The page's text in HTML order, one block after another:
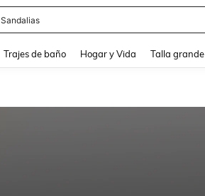
Sandalias
Trajes de baño Hogar y Vida Talla grande